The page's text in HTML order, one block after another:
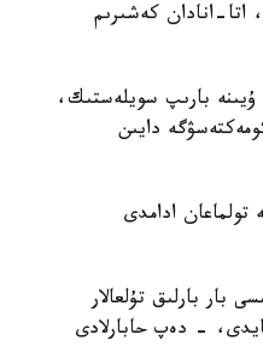
اتا-انادان كەشىرىم
بارىپ سويلەستىك،
دايىن
تولماعان ادامدى
بار بارلىق تۇلعالار
- دەپ حابارلادى